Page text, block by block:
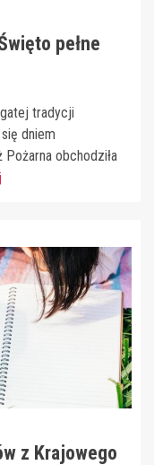
pełne
tradycji
dniem
obchodziła
z Krajowego